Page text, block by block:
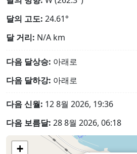
달의 고도: 24.61°
달 거리: N/A km
다음 달상승: 아래로
다음 달하강: 아래로
다음 신월: 12 8월 2026, 19:36
다음 보름달: 28 8월 2026, 06:18
+